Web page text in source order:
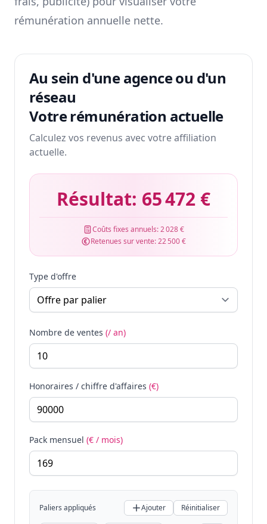
rémunération annuelle nette.
Au sein d'une agence ou d'un
réseau
Votre rémunération actuelle
Calculez vos revenus avec votre affiliation
actuelle.
Résultat: 65 472 €
Coûts fixes annuels:2 028 €
Retenues sur vente:22 500 €
Type d'offre
Nombre de ventes (/ an)
Honoraires / chiffre d'affaires (€)
Pack mensuel (€ / mois)
Paliers appliqués Ajouter Réinitialiser